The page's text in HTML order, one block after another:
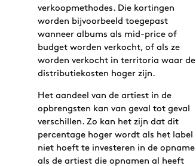
verkoopmethodes. Die kortingen
worden bijvoorbeeld toegepast
wanneer albums als mid-price of
budget worden verkocht, of als ze
worden verkocht in territoria waar de
distributiekosten hoger zijn.
Het aandeel van de artiest in de
opbrengsten kan van geval tot geval
verschillen. Zo kan het zijn dat dit
percentage hoger wordt als het label
niet hoeft te investeren in de opname
als de artiest die opnamen al heeft